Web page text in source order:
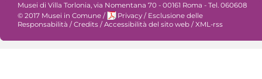
Musei di Villa Torlonia, via Nomentana 70 - 00161 Roma - Tel. 060608
© 2017 Musei in Comune / Privacy / Esclusione delle
Responsabilità /Credits /Accessibilità del sito web /XML-rss